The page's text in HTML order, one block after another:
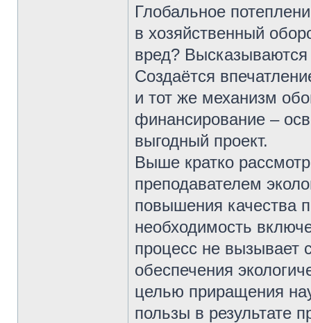
Глобальное
в хозяйственный
вред?
Создаётся
и тот же механизм
финансирование –
выгодный проект.
Выше кратко
преподавателем
повышения качества
необходимость
процесс не вызывает
обеспечения
целью приращения
пользы в результате